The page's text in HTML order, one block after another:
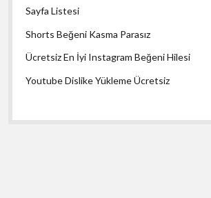
Sayfa Listesi
Shorts Beğeni Kasma Parasız
Ücretsiz En İyi Instagram Beğeni Hilesi
Youtube Dislike Yükleme Ücretsiz